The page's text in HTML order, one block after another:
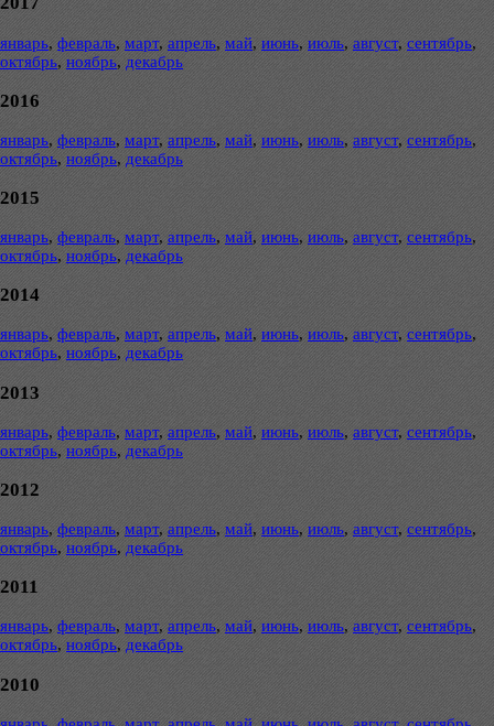
январь, февраль, март, апрель, май, июнь, июль, август, сентябрь,
октябрь, ноябрь, декабрь
2016
январь, февраль, март, апрель, май, июнь, июль, август, сентябрь,
октябрь, ноябрь, декабрь
2015
январь, февраль, март, апрель, май, июнь, июль, август, сентябрь,
октябрь, ноябрь, декабрь
2014
январь, февраль, март, апрель, май, июнь, июль, август, сентябрь,
октябрь, ноябрь, декабрь
2013
январь, февраль, март, апрель, май, июнь, июль, август, сентябрь,
октябрь, ноябрь, декабрь
2012
январь, февраль, март, апрель, май, июнь, июль, август, сентябрь,
октябрь, ноябрь, декабрь
2011
январь, февраль, март, апрель, май, июнь, июль, август, сентябрь,
октябрь, ноябрь, декабрь
2010